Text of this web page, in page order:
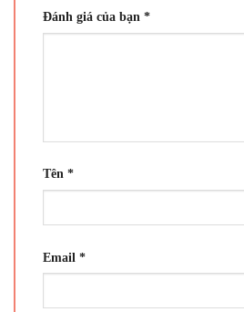
Đánh giá của bạn *
Tên *
Email *